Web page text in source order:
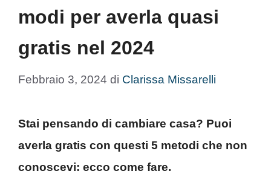
modi per averla quasi
gratis nel 2024
Febbraio 3, 2024 di Clarissa Missarelli
Stai pensando di cambiare casa? Puoi
averla gratis con questi 5 metodi che non
conoscevi: ecco come fare.